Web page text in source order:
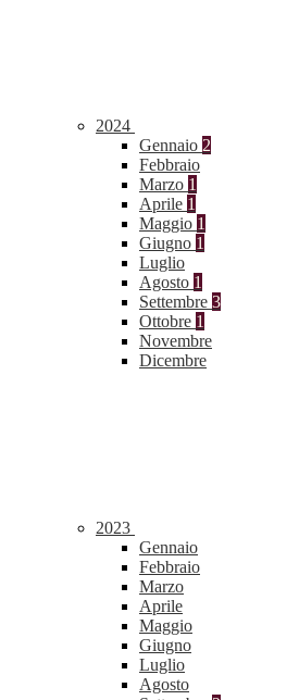
2024
Gennaio 2
Febbraio
Marzo 1
Aprile 1
Maggio 1
Giugno 1
Luglio
Agosto 1
Settembre 3
Ottobre 1
Novembre
Dicembre
2023
Gennaio
Febbraio
Marzo
Aprile
Maggio
Giugno
Luglio
Agosto